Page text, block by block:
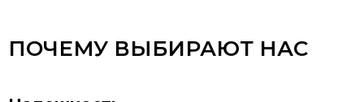
ПОЧЕМУ ВЫБИРАЮТ НАС